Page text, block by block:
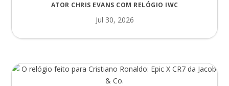
ATOR CHRIS EVANS COM RELÓGIO IWC
Jul 30, 2026